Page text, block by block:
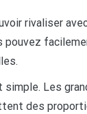
rivaliser
pouvez
simple. Les
des